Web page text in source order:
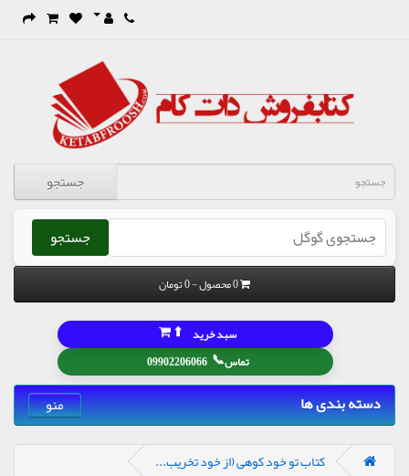
جستجو
جستجو
0 محصول - 0 تومان
تماس📞
09902206066
سبد خرید ⬆
دسته بندی ها منو
کتاب تو خود کوهی (از خود تخریب...